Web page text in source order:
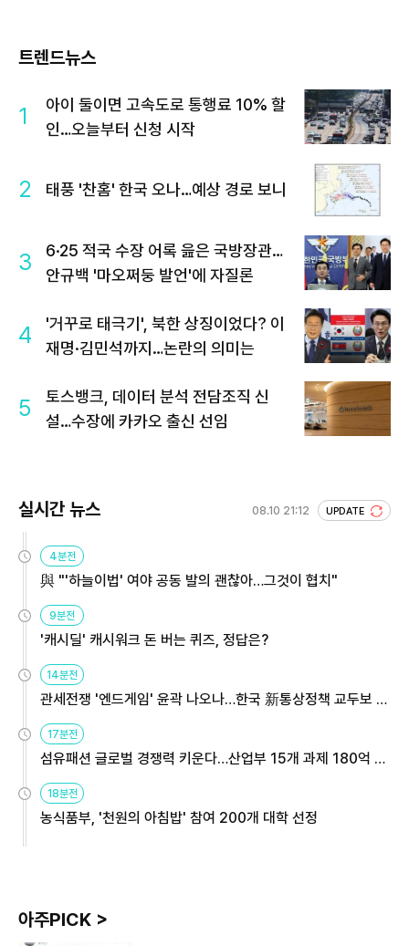
트렌드뉴스
1
아이 둘이면 고속도로 통행료 10% 할
인…오늘부터 신청 시작
2 태풍 '찬홈' 한국 오나…예상 경로 보니
3
6·25 적국 수장 어록 읊은 국방장관…
안규백 '마오쩌둥 발언'에 자질론
4
'거꾸로 태극기', 북한 상징이었다? 이
재명·김민석까지…논란의 의미는
5
토스뱅크, 데이터 분석 전담조직 신
설…수장에 카카오 출신 선임
실시간 뉴스 08.10 21:12 UPDATE
4분전
與 "'하늘이법' 여야 공동 발의 괜찮아…그것이 협치"
9분전
'캐시딜' 캐시워크 돈 버는 퀴즈, 정답은?
14분전
관세전쟁 '엔드게임' 윤곽 나오나…한국 新통상정책 교두보 활
17분전
섬유패션 글로벌 경쟁력 키운다…산업부 15개 과제 180억 지
18분전
농식품부, '천원의 아침밥' 참여 200개 대학 선정
아주PICK >